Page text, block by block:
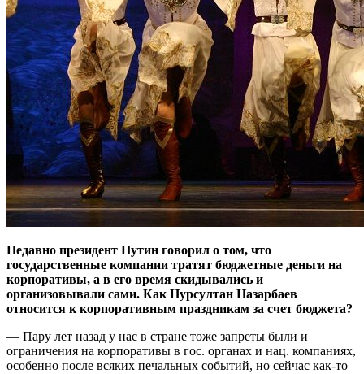
Недавно президент Путин говорил о том, что
государственные компании тратят бюджетные деньги на
корпоративы, а в его время скидывались и
организовывали сами. Как Нурсултан Назарбаев
относится к корпоративным праздникам за счет бюджета?
— Пару лет назад у нас в стране тоже запреты были и
ограничения на корпоративы в гос. органах и нац. компаниях,
особенно после всяких печальных событий, но сейчас как-то